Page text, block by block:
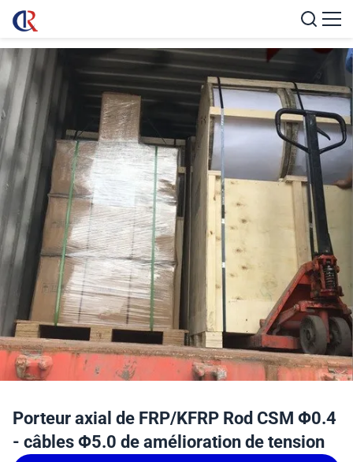
Porteur axial de FRP/KFRP Rod CSM Φ0.4
- câbles Φ5.0 de amélioration de tension